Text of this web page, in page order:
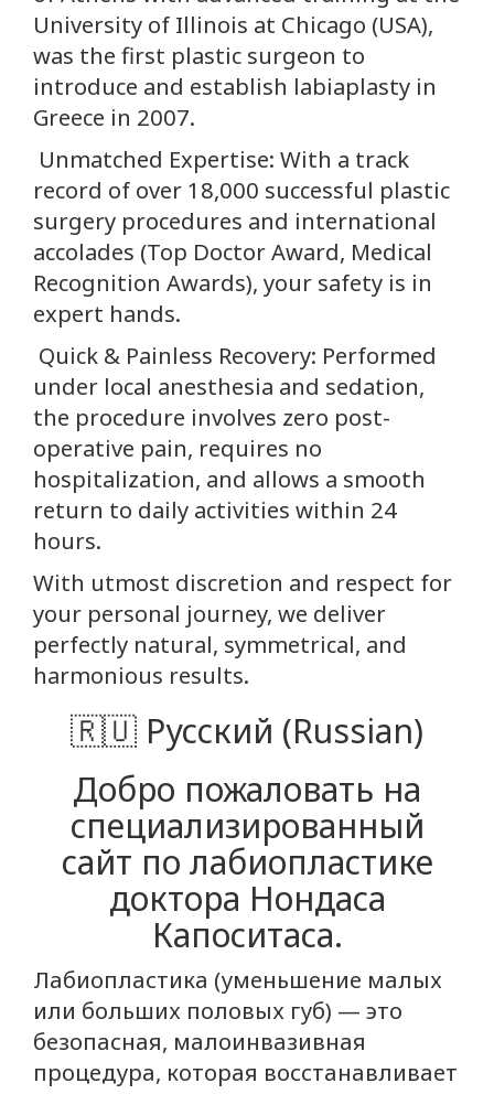
University of Illinois at Chicago (USA),
was the first plastic surgeon to
introduce and establish labiaplasty in
Greece in 2007.
Unmatched Expertise: With a track
record of over 18,000 successful plastic
surgery procedures and international
accolades (Top Doctor Award, Medical
Recognition Awards), your safety is in
expert hands.
Quick & Painless Recovery: Performed
under local anesthesia and sedation,
the procedure involves zero post-
operative pain, requires no
hospitalization, and allows a smooth
return to daily activities within 24
hours.
With utmost discretion and respect for
your personal journey, we deliver
perfectly natural, symmetrical, and
harmonious results.
🇷🇺 Русский (Russian)
Добро пожаловать на
специализированный
сайт по лабиопластике
доктора Нондаса
Капоситаса.
Лабиопластика (уменьшение малых
или больших половых губ) — это
безопасная, малоинвазивная
процедура, которая восстанавливает